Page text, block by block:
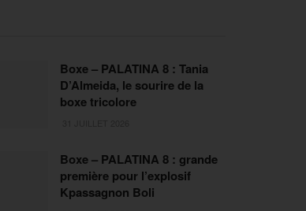
Boxe – PALATINA 8 : Tania
D’Almeida, le sourire de la
boxe tricolore
Boxe – PALATINA 8 : grande
première pour l’explosif
Kpassagnon Boli